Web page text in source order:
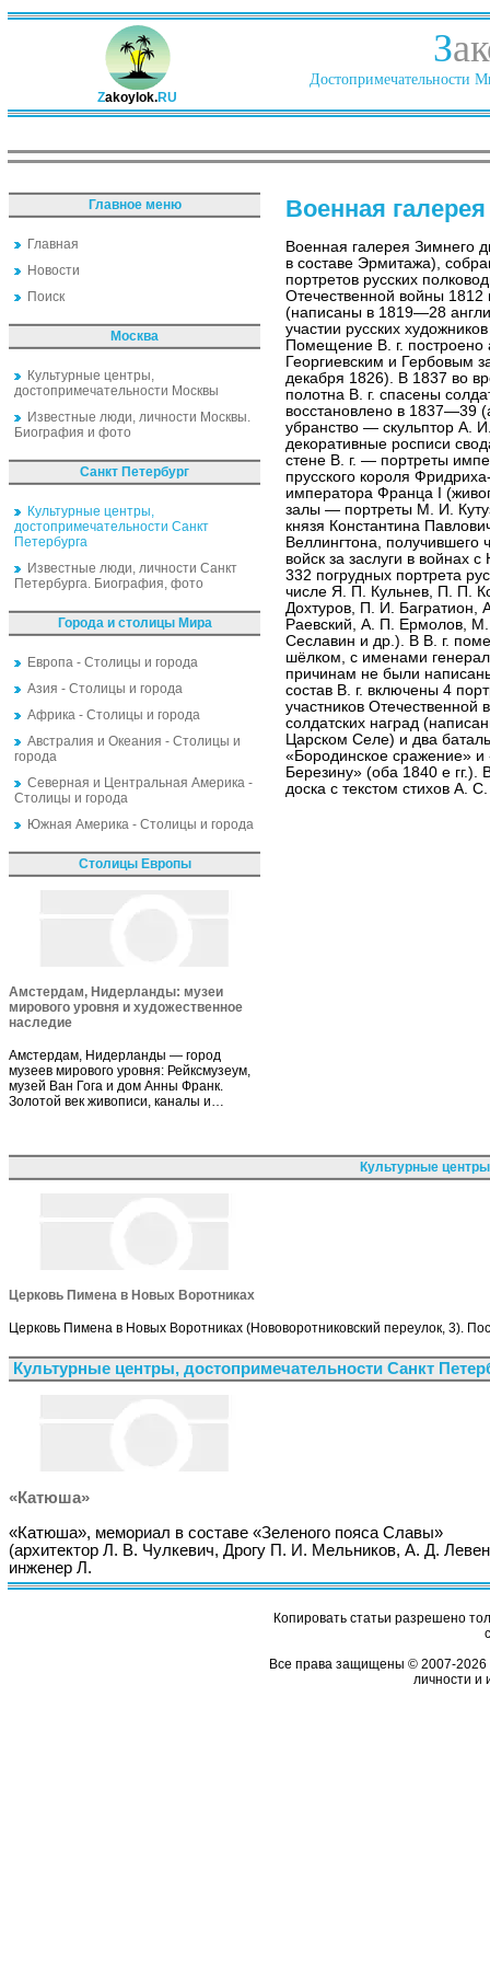
Zakoylok.RU
З
Достопримечательности
Главное меню
Главная
Новости
Поиск
Москва
Культурные центры,
достопримечательности Москвы
Известные люди, личности Москвы.
Биография и фото
Санкт Петербург
Культурные центры,
достопримечательности Санкт
Петербурга
Известные люди, личности Санкт
Петербурга. Биография, фото
Города и столицы Мира
Европа - Столицы и города
Азия - Столицы и города
Африка - Столицы и города
Австралия и Океания - Столицы и
города
Северная и Центральная Америка -
Столицы и города
Южная Америка - Столицы и города
Столицы Европы
Амстердам, Нидерланды: музеи
мирового уровня и художественное
наследие
Амстердам, Нидерланды — город
музеев мирового уровня: Рейксмузеум,
музей Ван Гога и дом Анны Франк.
Золотой век живописи, каналы и…
Военная галерея
Военная галерея Зимнего
в составе Эрмитажа),
портретов русских
Отечественной войны
(написаны в 1819—28
участии русских
Помещение В. г. построено
Георгиевским и Гербовым
декабря 1826). В 1837 во
полотна В. г. спасены
восстановлено в 1837—39
убранство — скульптор А.
декоративные росписи
стене В. г. — портреты
прусского короля
императора Франца I
залы — портреты М. И.
князя Константина
Веллингтона,
войск за заслуги в войнах
332 погрудных портрета
числе Я. П. Кульнев, П. П.
Дохтуров, П. И. Багратион,
Раевский, А. П. Ермолов,
Сеславин и др.). В В. г.
шёлком, с именами
причинам не были
состав В. г. включены 4
участников
солдатских наград
Царском Селе) и два
«Бородинское сражение» и
Березину» (оба 1840 е
доска с текстом стихов А.
Культурные
Церковь Пимена в Новых Воротниках
Церковь Пимена в Новых Воротниках (Нововоротниковский переулок, 3).
Культурные центры, достопримечательности Санкт
«Катюша»
«Катюша», мемориал в составе «Зеленого пояса Славы»
(архитектор Л. В. Чулкевич, Дрогу П. И. Мельников, А. Д.
инженер Л.
Копировать статьи разрешено
Все права защищены © 2007-2026
личности и